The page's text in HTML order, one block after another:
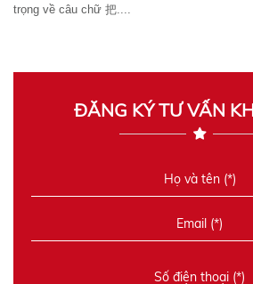
trọng về câu chữ 把....
ĐĂNG KÝ TƯ VẤN